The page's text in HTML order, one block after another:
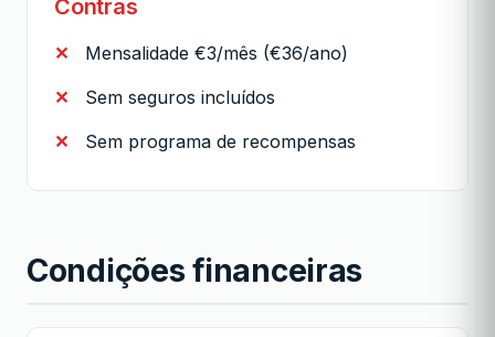
Contras
Mensalidade €3/mês (€36/ano)
Sem seguros incluídos
Sem programa de recompensas
Condições financeiras